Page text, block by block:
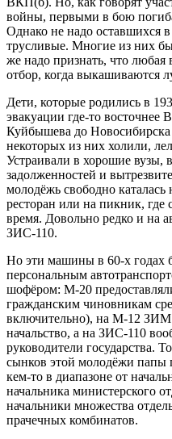
войны, первыми в бою
Однако не надо оставшихся
трусливые. Многие из них
же надо признать, что любая
отбор, когда выкашиваются
Дети, которые родились в
эвакуации где-то восточнее
Куйбышева до
некоторых из них холили,
Устраивали в хорошие вузы,
задолженностей и
молодёжь свободно
ресторан или на пикник, где
время. Довольно редко и
ЗИС-110.
Но эти машины в 60-х годах
персональным
шофёром: М-20
гражданским чиновникам
включительно), на М-12 ЗИМ
начальство, а на ЗИС-110
руководители государства.
сынков этой молодёжи папы
кем-то в диапазоне от
начальника министерского
начальники множества
прачечных комбинатов.